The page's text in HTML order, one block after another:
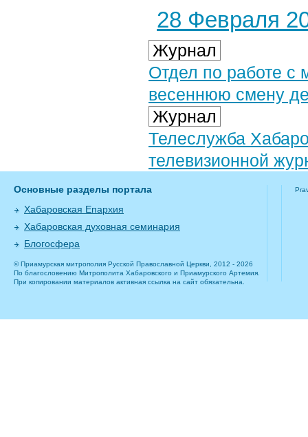
28 Февраля
Журнал
Отдел по работе с
весеннюю смену
Журнал
Телеслужба
телевизионной
Основные разделы портала
Хабаровская Епархия
Хабаровская духовная семинария
Блогосфера
© Приамурская митрополия Русской Православной Церкви, 2012 - 2026
По благословению Митрополита Хабаровского и Приамурского Артемия.
При копировании материалов активная ссылка на сайт обязательна.